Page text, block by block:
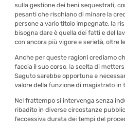
sulla gestione dei beni sequestrati,
pesanti che rischiano di minare la
persone a vario titolo impegnate, la
bisogna dare è quella dei fatti e del
con ancora più vigore e serietà, oltre
Anche per queste ragioni crediamo
faccia il suo corso, la scelta di
Saguto sarebbe opportuna e
valore della funzione di magistrato in
Nel frattempo si intervenga senza
ribadito in diverse circostanze
l’eccessiva durata dei tempi del